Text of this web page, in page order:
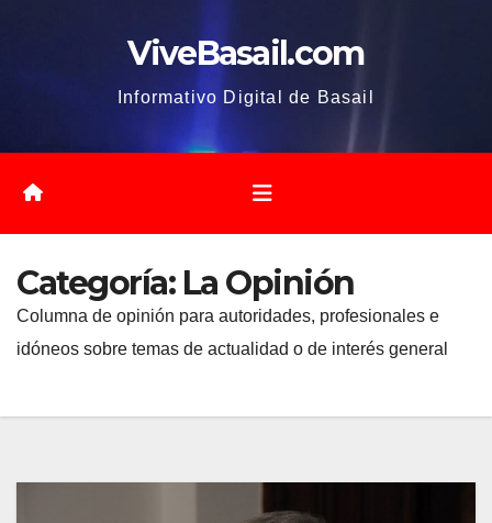
ViveBasail.com
Informativo Digital de Basail
Categoría: La Opinión
Columna de opinión para autoridades, profesionales e
idóneos sobre temas de actualidad o de interés general